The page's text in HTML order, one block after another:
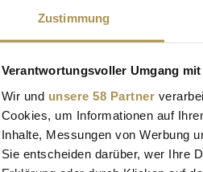
Zustimmung
Verantwortungsvoller Umgang mit
Wir und unsere 58 Partner
Cookies, um Informationen auf
Inhalte, Messungen von Werbung
Sie entscheiden darüber, wer Ihre